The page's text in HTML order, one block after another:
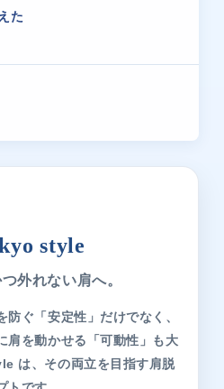
た
style
外れない肩へ。
ぐ「安定性」だけでなく、
肩を動かせる「可動性」も大
は、その両立を目指す肩脱